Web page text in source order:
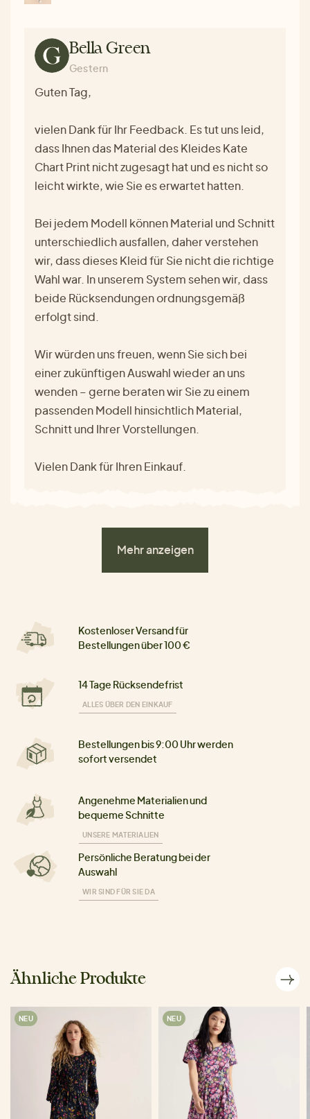
Bella Green
Gestern
Guten Tag,
vielen Dank für Ihr Feedback. Es tut uns leid,
dass Ihnen das Material des Kleides Kate
Chart Print nicht zugesagt hat und es nicht so
leicht wirkte, wie Sie es erwartet hatten.
Bei jedem Modell können Material und Schnitt
unterschiedlich ausfallen, daher verstehen
wir, dass dieses Kleid für Sie nicht die richtige
Wahl war. In unserem System sehen wir, dass
beide Rücksendungen ordnungsgemäß
erfolgt sind.
Wir würden uns freuen, wenn Sie sich bei
einer zukünftigen Auswahl wieder an uns
wenden – gerne beraten wir Sie zu einem
passenden Modell hinsichtlich Material,
Schnitt und Ihrer Vorstellungen.
Vielen Dank für Ihren Einkauf.
Mehr anzeigen
Kostenloser Versand für
Bestellungen über 100 €
14 Tage Rücksendefrist
ALLES ÜBER DEN EINKAUF
Bestellungen bis 9:00 Uhr werden
sofort versendet
Angenehme Materialien und
bequeme Schnitte
UNSERE MATERIALIEN
Persönliche Beratung bei der
Auswahl
WIR SIND FÜR SIE DA
Ähnliche Produkte
NEU NEU